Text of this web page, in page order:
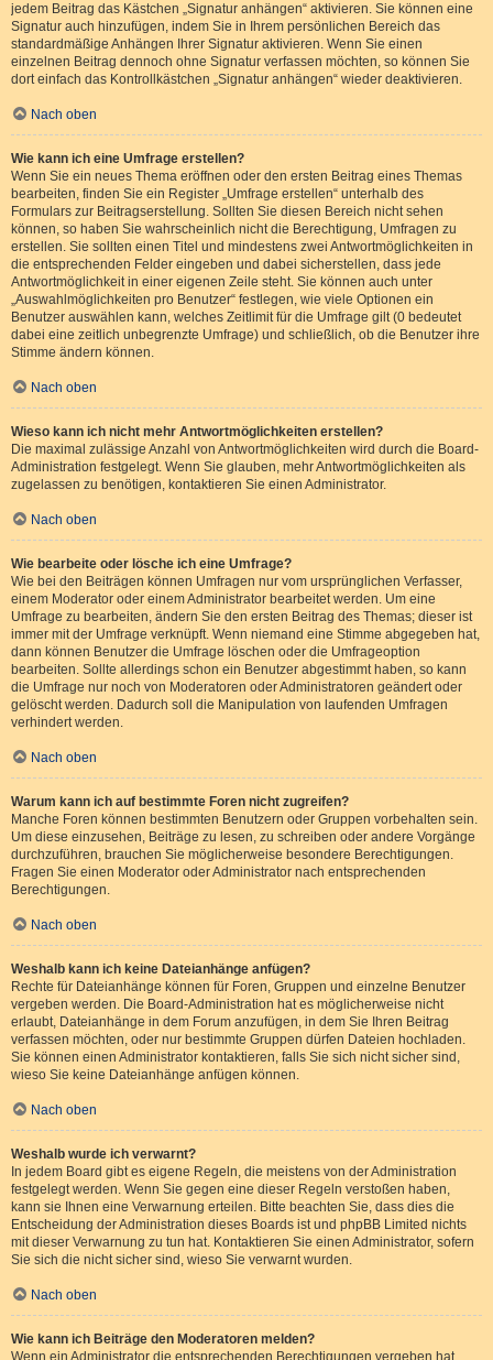
jedem Beitrag das Kästchen „Signatur anhängen“ aktivieren. Sie können eine
Signatur auch hinzufügen, indem Sie in Ihrem persönlichen Bereich das
standardmäßige Anhängen Ihrer Signatur aktivieren. Wenn Sie einen
einzelnen Beitrag dennoch ohne Signatur verfassen möchten, so können Sie
dort einfach das Kontrollkästchen „Signatur anhängen“ wieder deaktivieren.
Nach oben
Wie kann ich eine Umfrage erstellen?
Wenn Sie ein neues Thema eröffnen oder den ersten Beitrag eines Themas
bearbeiten, finden Sie ein Register „Umfrage erstellen“ unterhalb des
Formulars zur Beitragserstellung. Sollten Sie diesen Bereich nicht sehen
können, so haben Sie wahrscheinlich nicht die Berechtigung, Umfragen zu
erstellen. Sie sollten einen Titel und mindestens zwei Antwortmöglichkeiten in
die entsprechenden Felder eingeben und dabei sicherstellen, dass jede
Antwortmöglichkeit in einer eigenen Zeile steht. Sie können auch unter
„Auswahlmöglichkeiten pro Benutzer“ festlegen, wie viele Optionen ein
Benutzer auswählen kann, welches Zeitlimit für die Umfrage gilt (0 bedeutet
dabei eine zeitlich unbegrenzte Umfrage) und schließlich, ob die Benutzer ihre
Stimme ändern können.
Nach oben
Wieso kann ich nicht mehr Antwortmöglichkeiten erstellen?
Die maximal zulässige Anzahl von Antwortmöglichkeiten wird durch die Board-
Administration festgelegt. Wenn Sie glauben, mehr Antwortmöglichkeiten als
zugelassen zu benötigen, kontaktieren Sie einen Administrator.
Nach oben
Wie bearbeite oder lösche ich eine Umfrage?
Wie bei den Beiträgen können Umfragen nur vom ursprünglichen Verfasser,
einem Moderator oder einem Administrator bearbeitet werden. Um eine
Umfrage zu bearbeiten, ändern Sie den ersten Beitrag des Themas; dieser ist
immer mit der Umfrage verknüpft. Wenn niemand eine Stimme abgegeben hat,
dann können Benutzer die Umfrage löschen oder die Umfrageoption
bearbeiten. Sollte allerdings schon ein Benutzer abgestimmt haben, so kann
die Umfrage nur noch von Moderatoren oder Administratoren geändert oder
gelöscht werden. Dadurch soll die Manipulation von laufenden Umfragen
verhindert werden.
Nach oben
Warum kann ich auf bestimmte Foren nicht zugreifen?
Manche Foren können bestimmten Benutzern oder Gruppen vorbehalten sein.
Um diese einzusehen, Beiträge zu lesen, zu schreiben oder andere Vorgänge
durchzuführen, brauchen Sie möglicherweise besondere Berechtigungen.
Fragen Sie einen Moderator oder Administrator nach entsprechenden
Berechtigungen.
Nach oben
Weshalb kann ich keine Dateianhänge anfügen?
Rechte für Dateianhänge können für Foren, Gruppen und einzelne Benutzer
vergeben werden. Die Board-Administration hat es möglicherweise nicht
erlaubt, Dateianhänge in dem Forum anzufügen, in dem Sie Ihren Beitrag
verfassen möchten, oder nur bestimmte Gruppen dürfen Dateien hochladen.
Sie können einen Administrator kontaktieren, falls Sie sich nicht sicher sind,
wieso Sie keine Dateianhänge anfügen können.
Nach oben
Weshalb wurde ich verwarnt?
In jedem Board gibt es eigene Regeln, die meistens von der Administration
festgelegt werden. Wenn Sie gegen eine dieser Regeln verstoßen haben,
kann sie Ihnen eine Verwarnung erteilen. Bitte beachten Sie, dass dies die
Entscheidung der Administration dieses Boards ist und phpBB Limited nichts
mit dieser Verwarnung zu tun hat. Kontaktieren Sie einen Administrator, sofern
Sie sich die nicht sicher sind, wieso Sie verwarnt wurden.
Nach oben
Wie kann ich Beiträge den Moderatoren melden?
Wenn ein Administrator die entsprechenden Berechtigungen vergeben hat,